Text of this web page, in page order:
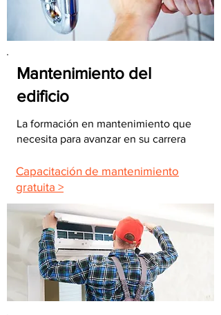
Mantenimiento del
edificio
La formación en mantenimiento que
necesita para avanzar en su carrera
Capacitación de mantenimiento
gratuita >